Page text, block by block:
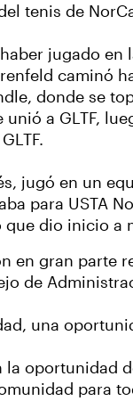
tenis de
jugado en
caminó
donde se
unió a GLTF,
jugó en un
para USTA
que dio inicio a
en gran parte
de
una
oportunidad
para